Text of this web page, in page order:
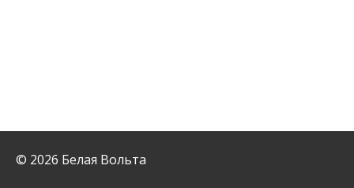
© 2026 Белая Вольта